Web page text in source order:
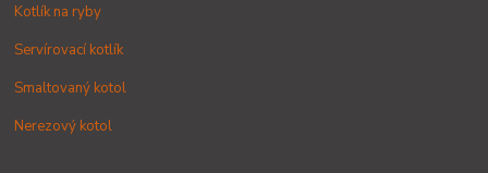
Kotlík na ryby
Servírovací kotlík
Smaltovaný kotol
Nerezový kotol